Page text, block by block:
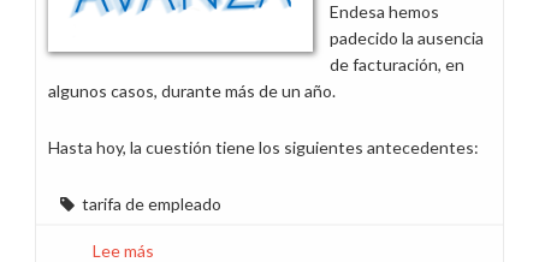
Endesa hemos
padecido la ausencia
de facturación, en
algunos casos, durante más de un año.
Hasta hoy, la cuestión tiene los siguientes antecedentes:
tarifa de empleado
Lee más